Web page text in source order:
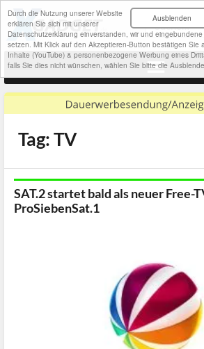
Ausblenden
Durch die Nutzung unserer Website
erklären Sie sich mit unserer
Datenschutzerklärung einverstanden, wir und
setzen. Mit Klick auf den Akzeptieren-Button bestätigen Sie
Inhalte (YouTube) & personenbezogene Werbung eines
falls Sie dies nicht wünschen, wählen Sie bitte die
Tag: TV
SAT.2 startet bald als neuer Free-
ProSiebenSat.1